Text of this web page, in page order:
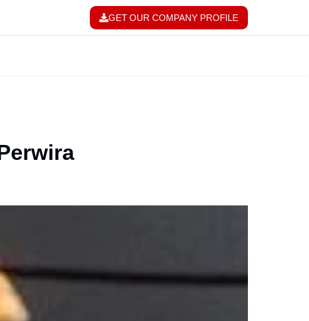
GET OUR COMPANY PROFILE